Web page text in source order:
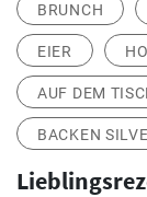
BRUNCH
EIER
AUF DEM
BACKEN